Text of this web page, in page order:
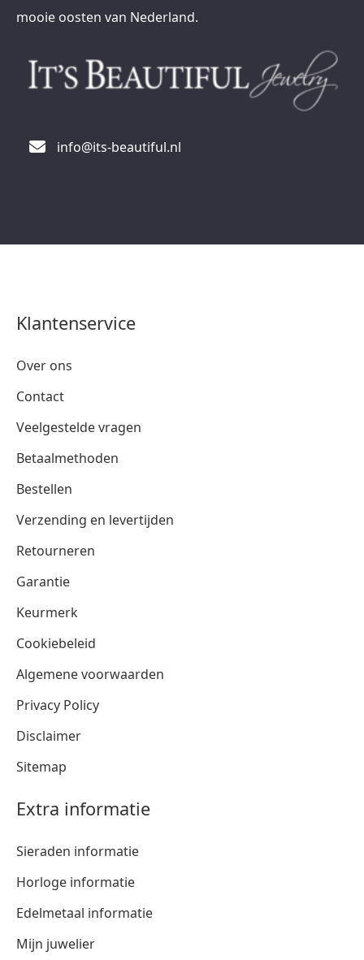
mooie oosten van Nederland.
info@its-beautiful.nl
Klantenservice
Over ons
Contact
Veelgestelde vragen
Betaalmethoden
Bestellen
Verzending en levertijden
Retourneren
Garantie
Keurmerk
Cookiebeleid
Algemene voorwaarden
Privacy Policy
Disclaimer
Sitemap
Extra informatie
Sieraden informatie
Horloge informatie
Edelmetaal informatie
Mijn juwelier